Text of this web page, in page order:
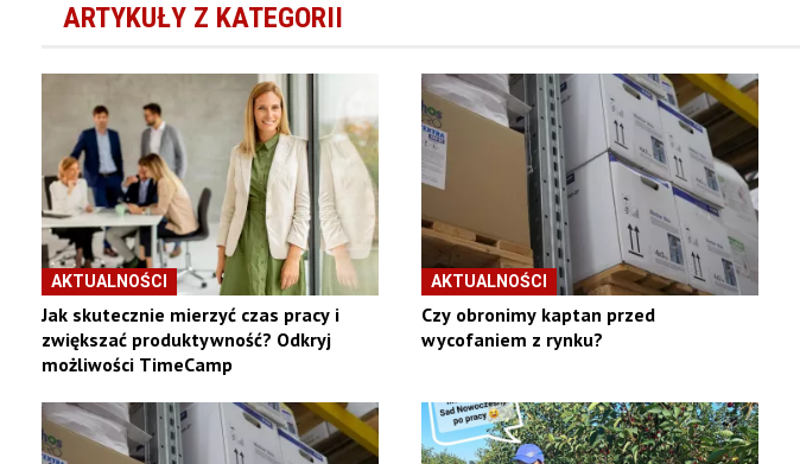
ARTYKUŁY Z KATEGORII
AKTUALNOŚCI
Jak skutecznie mierzyć czas pracy i
zwiększać produktywność? Odkryj
możliwości TimeCamp
AKTUALNOŚCI
Czy obronimy kaptan przed
wycofaniem z rynku?